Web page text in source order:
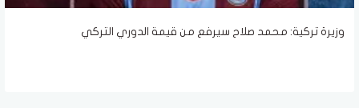
وزيرة تركية: محمد صلاح سيرفع من قيمة الدوري التركي